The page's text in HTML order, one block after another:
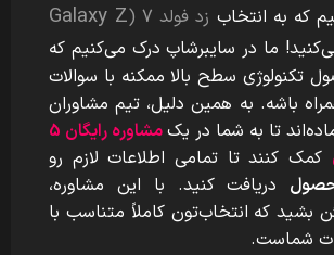
که به انتخاب زد فولد 7 (
Galaxy Z
ما در سایبرشاپ درک می‌کنیم که
تکنولوژی سطح بالا ممکنه با سوالات
باشه. به همین دلیل، تیم مشاوران
تا به شما در یک
مشاوره رایگان 5
کمک کنند تا تمامی اطلاعات لازم رو
دریافت کنید. با این مشاوره،
بشید که انتخاب‌تون کاملاً متناسب با
شماست.